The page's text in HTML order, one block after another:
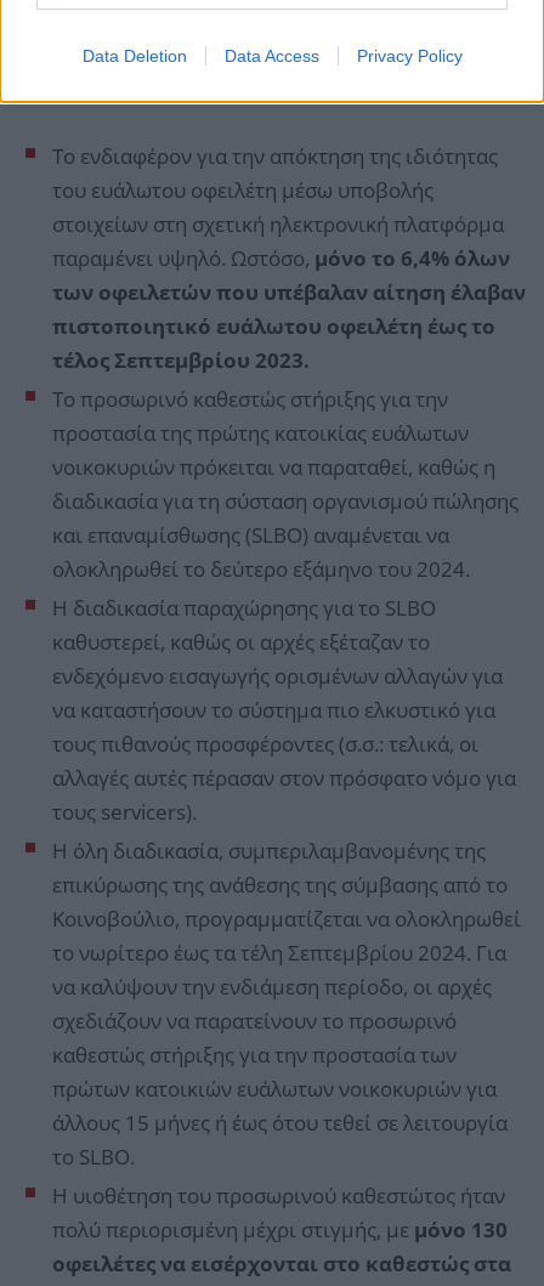
Data Deletion Data Access Privacy Policy
Το ενδιαφέρον για την απόκτηση της ιδιότητας
του ευάλωτου οφειλέτη μέσω υποβολής
στοιχείων στη σχετική ηλεκτρονική πλατφόρμα
παραμένει υψηλό. Ωστόσο, μόνο το 6,4% όλων
των οφειλετών που υπέβαλαν αίτηση έλαβαν
πιστοποιητικό ευάλωτου οφειλέτη έως το
τέλος Σεπτεμβρίου 2023.
Το προσωρινό καθεστώς στήριξης για την
προστασία της πρώτης κατοικίας ευάλωτων
νοικοκυριών πρόκειται να παραταθεί, καθώς η
διαδικασία για τη σύσταση οργανισμού πώλησης
και επαναμίσθωσης (SLBO) αναμένεται να
ολοκληρωθεί το δεύτερο εξάμηνο του 2024.
Η διαδικασία παραχώρησης για το SLBO
καθυστερεί, καθώς οι αρχές εξέταζαν το
ενδεχόμενο εισαγωγής ορισμένων αλλαγών για
να καταστήσουν το σύστημα πιο ελκυστικό για
τους πιθανούς προσφέροντες (σ.σ.: τελικά, οι
αλλαγές αυτές πέρασαν στον πρόσφατο νόμο για
τους servicers).
Η όλη διαδικασία, συμπεριλαμβανομένης της
επικύρωσης της ανάθεσης της σύμβασης από το
Κοινοβούλιο, προγραμματίζεται να ολοκληρωθεί
το νωρίτερο έως τα τέλη Σεπτεμβρίου 2024. Για
να καλύψουν την ενδιάμεση περίοδο, οι αρχές
σχεδιάζουν να παρατείνουν το προσωρινό
καθεστώς στήριξης για την προστασία των
πρώτων κατοικιών ευάλωτων νοικοκυριών για
άλλους 15 μήνες ή έως ότου τεθεί σε λειτουργία
το SLBO.
Η υιοθέτηση του προσωρινού καθεστώτος ήταν
πολύ περιορισμένη μέχρι στιγμής, με μόνο 130
οφειλέτες να εισέρχονται στο καθεστώς στα